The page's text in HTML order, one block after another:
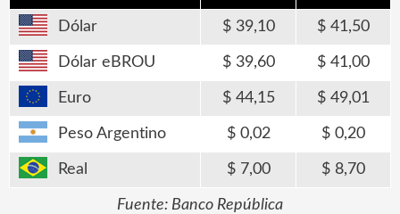
Dólar 39,10 41,50
Dólar eBROU 39,60 41,00
Euro 44,15 49,01
Peso Argentino 0,02 0,20
Real 7,00 8,70
Fuente: Banco República